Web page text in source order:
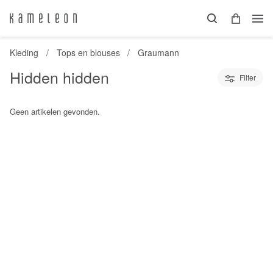
Kleding Tops en blouses Graumann
Hidden hidden Filter
Geen artikelen gevonden.